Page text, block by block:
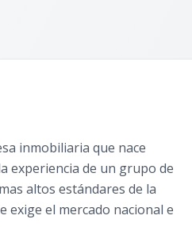
inmobiliaria que nace
experiencia de un grupo de
altos estándares de la
el mercado nacional e